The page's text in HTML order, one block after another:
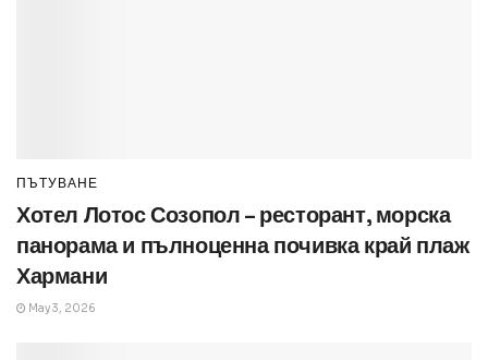
ПЪТУВАНЕ
Хотел Лотос Созопол – ресторант, морска
панорама и пълноценна почивка край плаж
Хармани
May 3, 2026